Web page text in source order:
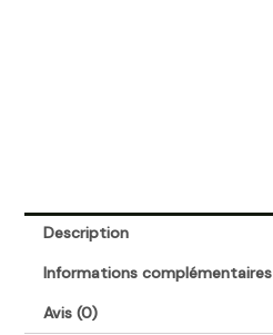
Description
Informations complémentaires
Avis (0)